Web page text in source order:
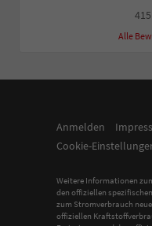
Alle
Anmelden
Cookie-
Weitere Informationen
den offiziellen
zum Stromverbrauch
offiziellen